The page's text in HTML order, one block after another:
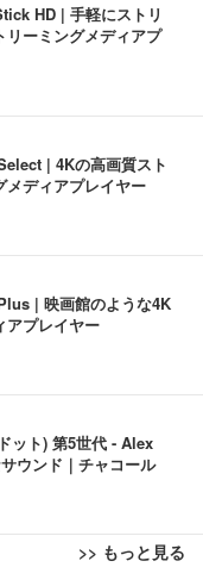
HD | 手軽にストリ
ーミングメディアプ
| 4Kの高画質スト
メディアプレイヤー
| 映画館のような4K
アプレイヤー
ット) 第5世代 - Alex
ウンド｜チャコール
>> もっと見る